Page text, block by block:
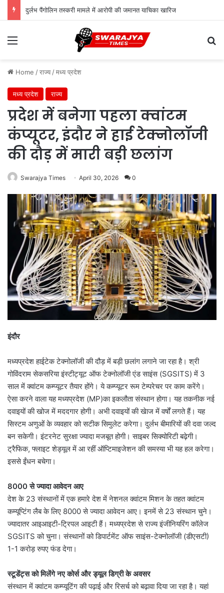
दुर्लभ पैंगोलिन तस्करी मामले में आरोपी की जमानत याचिका खारिज
Menu
Home /राज्य /मध्य प्रदेश
मध्य प्रदेश राज्य
प्रदेश में बनेगा पहला क्वांटम
कंप्यूटर, इंदौर ने हाई टेक्नोलॉजी
की दौड़ में मारी बड़ी छलांग
Swarajya Times April 30, 2026 0
इंदौर
मध्यप्रदेश हाईटेक टेक्नोलॉजी की दौड़ में बड़ी छलांग लगाने जा रहा है। श्री
गोविंदराम सेकसरिया इंस्टीट्यूट ऑफ टेक्नोलॉजी एंड साइंस (SGSITS) में 3
साल में क्वांटम कम्प्यूटर तैयार होंगे। ये कम्प्यूटर रूम टेम्परेचर पर काम करेंगे।
ऐसा करने वाला यह मध्यप्रदेश (MP)का इकलौता संस्थान होगा। यह तकनीक नई
दवाइयों की खोज में मददगार होगी। अभी दवाइयों की खेाज में वर्षों लगते हैं। यह
सिस्टम अणुओं के व्यवहार को सटीक सिमुलेट करेगा। दुर्लभ बीमारियों की दवा जल्द
बन सकेगी। इंटरनेट सुरक्षा ज्यादा मजबूत होगी। साइबर सिक्योरिटी बढ़ेगी।
ट्रैफिक, फ्लाइट शेड्यूल में आ रहीं ऑप्टिमाइजेशन की समस्या भी यह हल करेगा।
इससे ईंधन बचेगा।
8000 से ज्यादा आवेदन आए
देश के 23 संस्थानों में एक हमारे देश में नेशनल क्वांटम मिशन के तहत क्वांटम
कम्यूप्टिंग लैब के लिए 8000 से ज्यादा आवेदन आए। इनमें से 23 संस्थान चुने।
ज्यादातर आइआइटी-ट्रिपल आइटी हैं। मध्यप्रदेश से राज्य इंजीनियरिंग कॉलेज
SGSITS को चुना। संस्थानों को डिपार्टमेंट ऑफ साइंस-टेक्नोलॉजी (डीएसटी)
1-1 करोड़ रुपए फंड देगा।
स्टूडेंट्स को मिलेंगे नए कोर्स और ड्यूल डिग्री के अवसर
संस्थान में क्वांटम कम्प्यूटिंग की पढ़ाई और रिसर्च को बढ़ावा दिया जा रहा है। यहां